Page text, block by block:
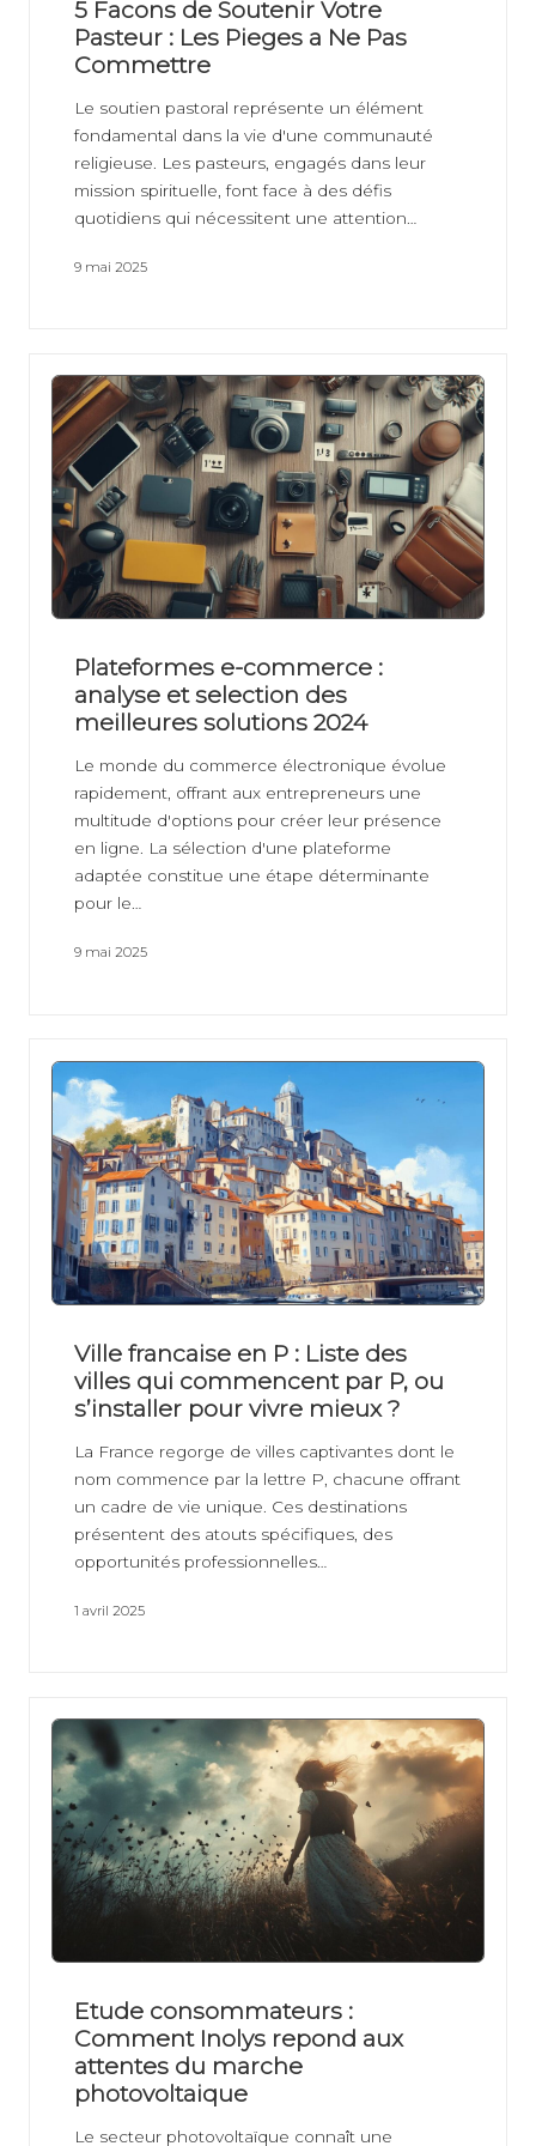
io
n
5 Facons de Soutenir Votre
Pasteur : Les Pieges a Ne Pas
Commettre
Le soutien pastoral représente un élément
fondamental dans la vie d'une communauté
religieuse. Les pasteurs, engagés dans leur
mission spirituelle, font face à des défis
quotidiens qui nécessitent une attention…
9 mai 2025
Plateformes e-commerce :
analyse et selection des
meilleures solutions 2024
Le monde du commerce électronique évolue
rapidement, offrant aux entrepreneurs une
multitude d'options pour créer leur présence
en ligne. La sélection d'une plateforme
adaptée constitue une étape déterminante
pour le…
9 mai 2025
Ville francaise en P : Liste des
villes qui commencent par P, ou
s’installer pour vivre mieux ?
La France regorge de villes captivantes dont le
nom commence par la lettre P, chacune offrant
un cadre de vie unique. Ces destinations
présentent des atouts spécifiques, des
opportunités professionnelles…
1 avril 2025
Etude consommateurs :
Comment Inolys repond aux
attentes du marche
photovoltaique
Le secteur photovoltaïque connaît une